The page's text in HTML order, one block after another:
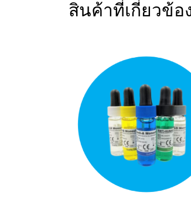
สินค้าที่เกี่ยวข้อ